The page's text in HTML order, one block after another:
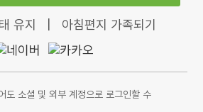
유지 아침편지 가족되기
도 소셜 및 외부 계정으로 로그인할 수